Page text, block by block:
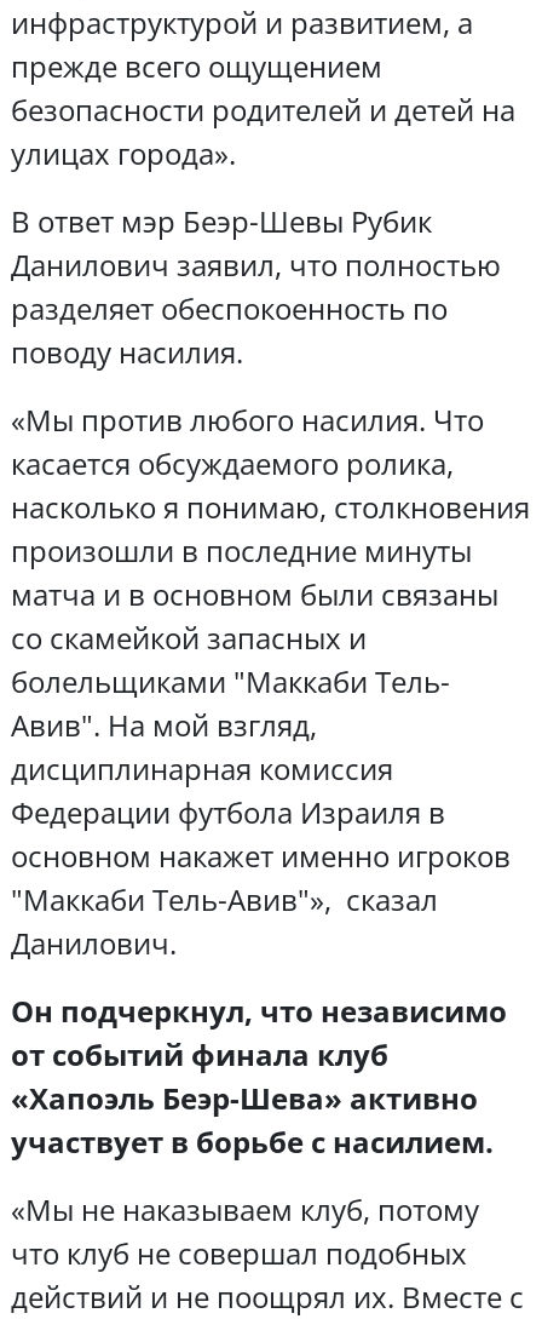
инфраструктурой и развитием, а
прежде всего ощущением
безопасности родителей и детей на
улицах города».
В ответ мэр Беэр-Шевы Рубик
Данилович заявил, что полностью
разделяет обеспокоенность по
поводу насилия.
«Мы против любого насилия. Что
касается обсуждаемого ролика,
насколько я понимаю, столкновения
произошли в последние минуты
матча и в основном были связаны
со скамейкой запасных и
болельщиками "Маккаби Тель-
Авив". На мой взгляд,
дисциплинарная комиссия
Федерации футбола Израиля в
основном накажет именно игроков
"Маккаби Тель-Авив"», сказал
Данилович.
Он подчеркнул, что независимо
от событий финала клуб
«Хапоэль Беэр-Шева» активно
участвует в борьбе с насилием.
«Мы не наказываем клуб, потому
что клуб не совершал подобных
действий и не поощрял их. Вместе с